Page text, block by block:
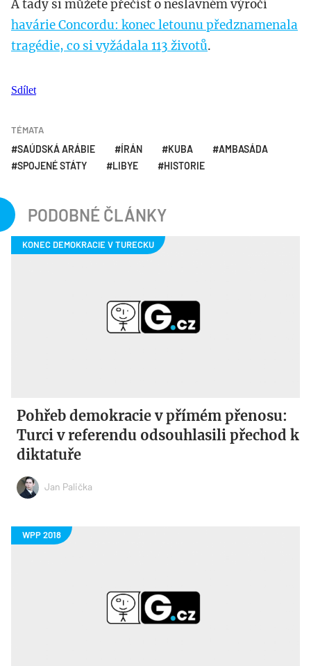
A tady si můžete přečíst o neslavném výročí
havárie Concordu: konec letounu předznamenala
tragédie, co si vyžádala 113 životů.
Sdílet
TÉMATA
SAÚDSKÁ ARÁBIE ÍRÁN KUBA
AMBASÁDA
SPOJENÉ STÁTY
LIBYE HISTORIE
PODOBNÉ ČLÁNKY
Pohřeb demokracie v přímém přenosu:
Turci v referendu odsouhlasili přechod k
diktatuře
Jan Palička